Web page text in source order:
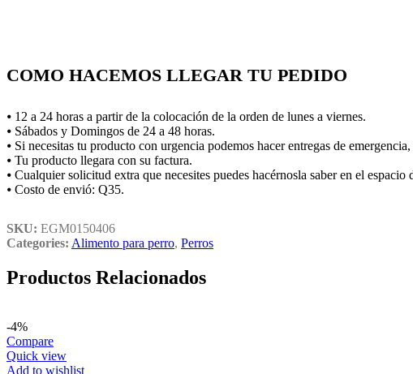
COMO HACEMOS LLEGAR TU PEDIDO
⦁ 12 a 24 horas a partir de la colocación de la orden de lunes a viernes.
⦁ Sábados y Domingos de 24 a 48 horas.
⦁ Si necesitas tu producto con urgencia podemos hacer entregas de
⦁ Tu producto llegara con su factura.
⦁ Cualquier solicitud extra que necesites puedes hacérnosla saber en el
⦁ Costo de envió: Q35.
SKU: EGM0150406
Categories: Alimento para perro, Perros
Productos Relacionados
-4%
Compare
Quick view
Add to wishlist